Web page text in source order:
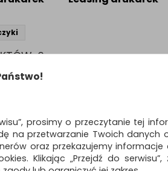
6
COMMAND™
12 szt., białe
paski do plakatów
na swobodne
prosimy o przeczytanie tej
na przetwarzanie Twoich danych
oraz przekazujemy informacje
Klikając „Przejdź do